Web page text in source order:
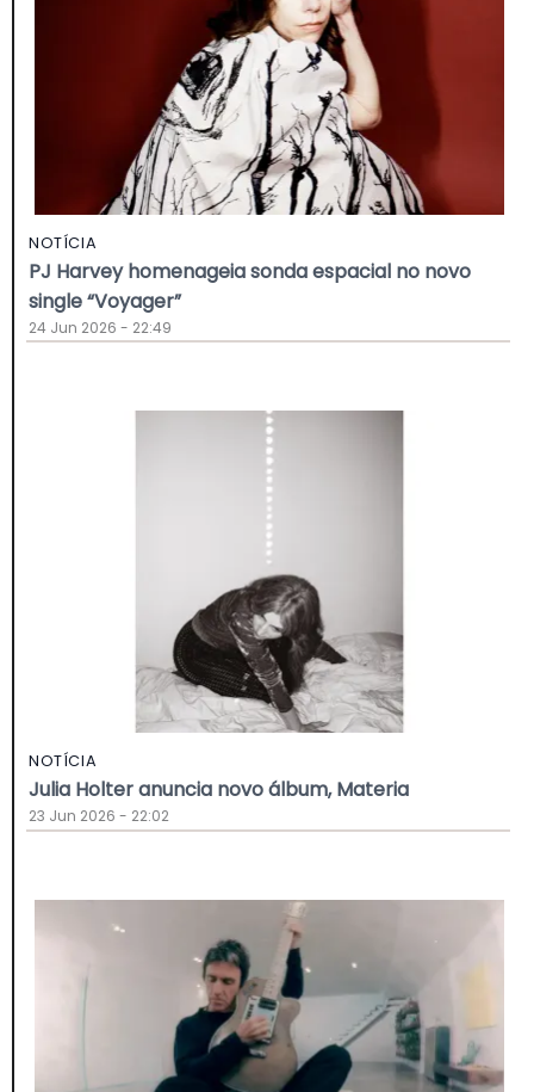
NOTÍCIA
PJ Harvey homenageia sonda espacial no novo
single “Voyager”
24 Jun 2026 - 22:49
NOTÍCIA
Julia Holter anuncia novo álbum, Materia
23 Jun 2026 - 22:02